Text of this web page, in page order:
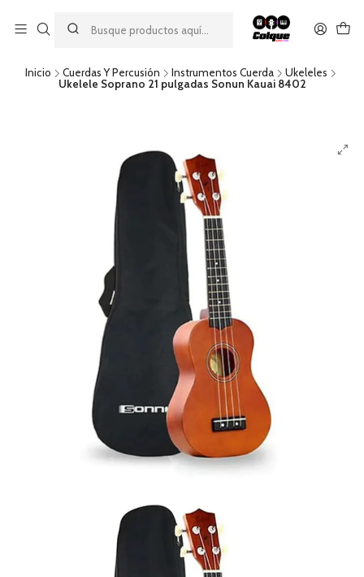
descuento por pago con transferencia bancaria
por una compra mínima de $49.990. Este descuento no es
acumulable a otras promociones ni aplicable a gastos de envío.
Inicio Cuerdas Y Percusión Instrumentos Cuerda
Ukeleles
Ukelele Soprano 21 pulgadas Sonun Kauai 8402